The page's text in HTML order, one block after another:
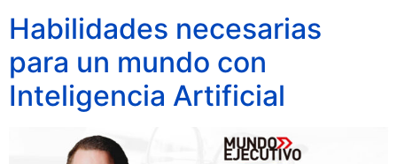
Habilidades necesarias
para un mundo con
Inteligencia Artificial